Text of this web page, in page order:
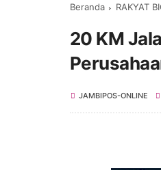
Beranda RAKYAT
20 KM
JAMBIPOS-ONLINE